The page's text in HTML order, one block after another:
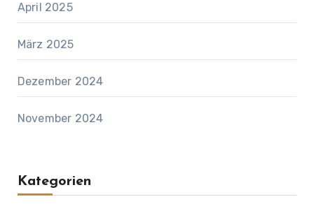
April 2025
März 2025
Dezember 2024
November 2024
Kategorien